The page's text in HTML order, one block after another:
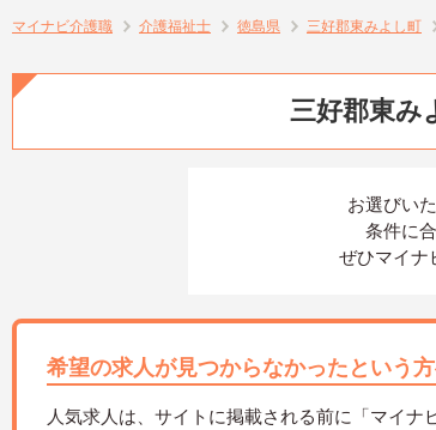
マイナビ介護職 介護福祉士 徳島県 三好郡東みよし町
三好郡東み
お選びい
条件に
ぜひマイナ
希望の求人が見つからなかったという
人気求人は、サイトに掲載される前に「マイ